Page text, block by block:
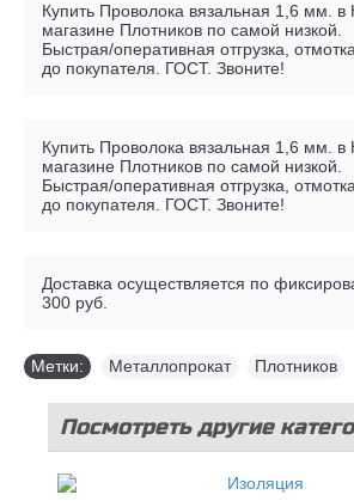
Купить Проволока вязальная 1,6 мм. в
магазине Плотников по самой низкой.
Быстрая/оперативная отгрузка,
до покупателя. ГОСТ. Звоните!
Купить Проволока вязальная 1,6 мм. в
магазине Плотников по самой низкой.
Быстрая/оперативная отгрузка,
до покупателя. ГОСТ. Звоните!
Доставка осуществляется по
300 руб.
Метки: Металлопрокат Плотников
Посмотреть другие
стройматериалов